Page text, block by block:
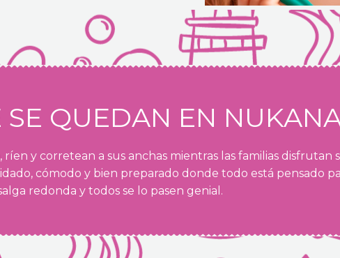
SE QUEDAN EN
y corretean a sus anchas mientras las familias disfrutan
cómodo y bien preparado donde todo está pensado
redonda y todos se lo pasen genial.